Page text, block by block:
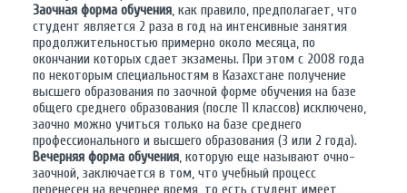
Заочная форма обучения, как правило, предполагает, что
студент является 2 раза в год на интенсивные занятия
продолжительностью примерно около месяца, по
окончании которых сдает экзамены. При этом с 2008 года
по некоторым специальностям в Казахстане получение
высшего образования по заочной форме обучения на базе
общего среднего образования (после 11 классов) исключено,
заочно можно учиться только на базе среднего
профессионального и высшего образования (3 или 2 года).
Вечерняя форма обучения, которую еще называют очно-
заочной, заключается в том, что учебный процесс
перенесен на вечернее время, то есть студент имеет